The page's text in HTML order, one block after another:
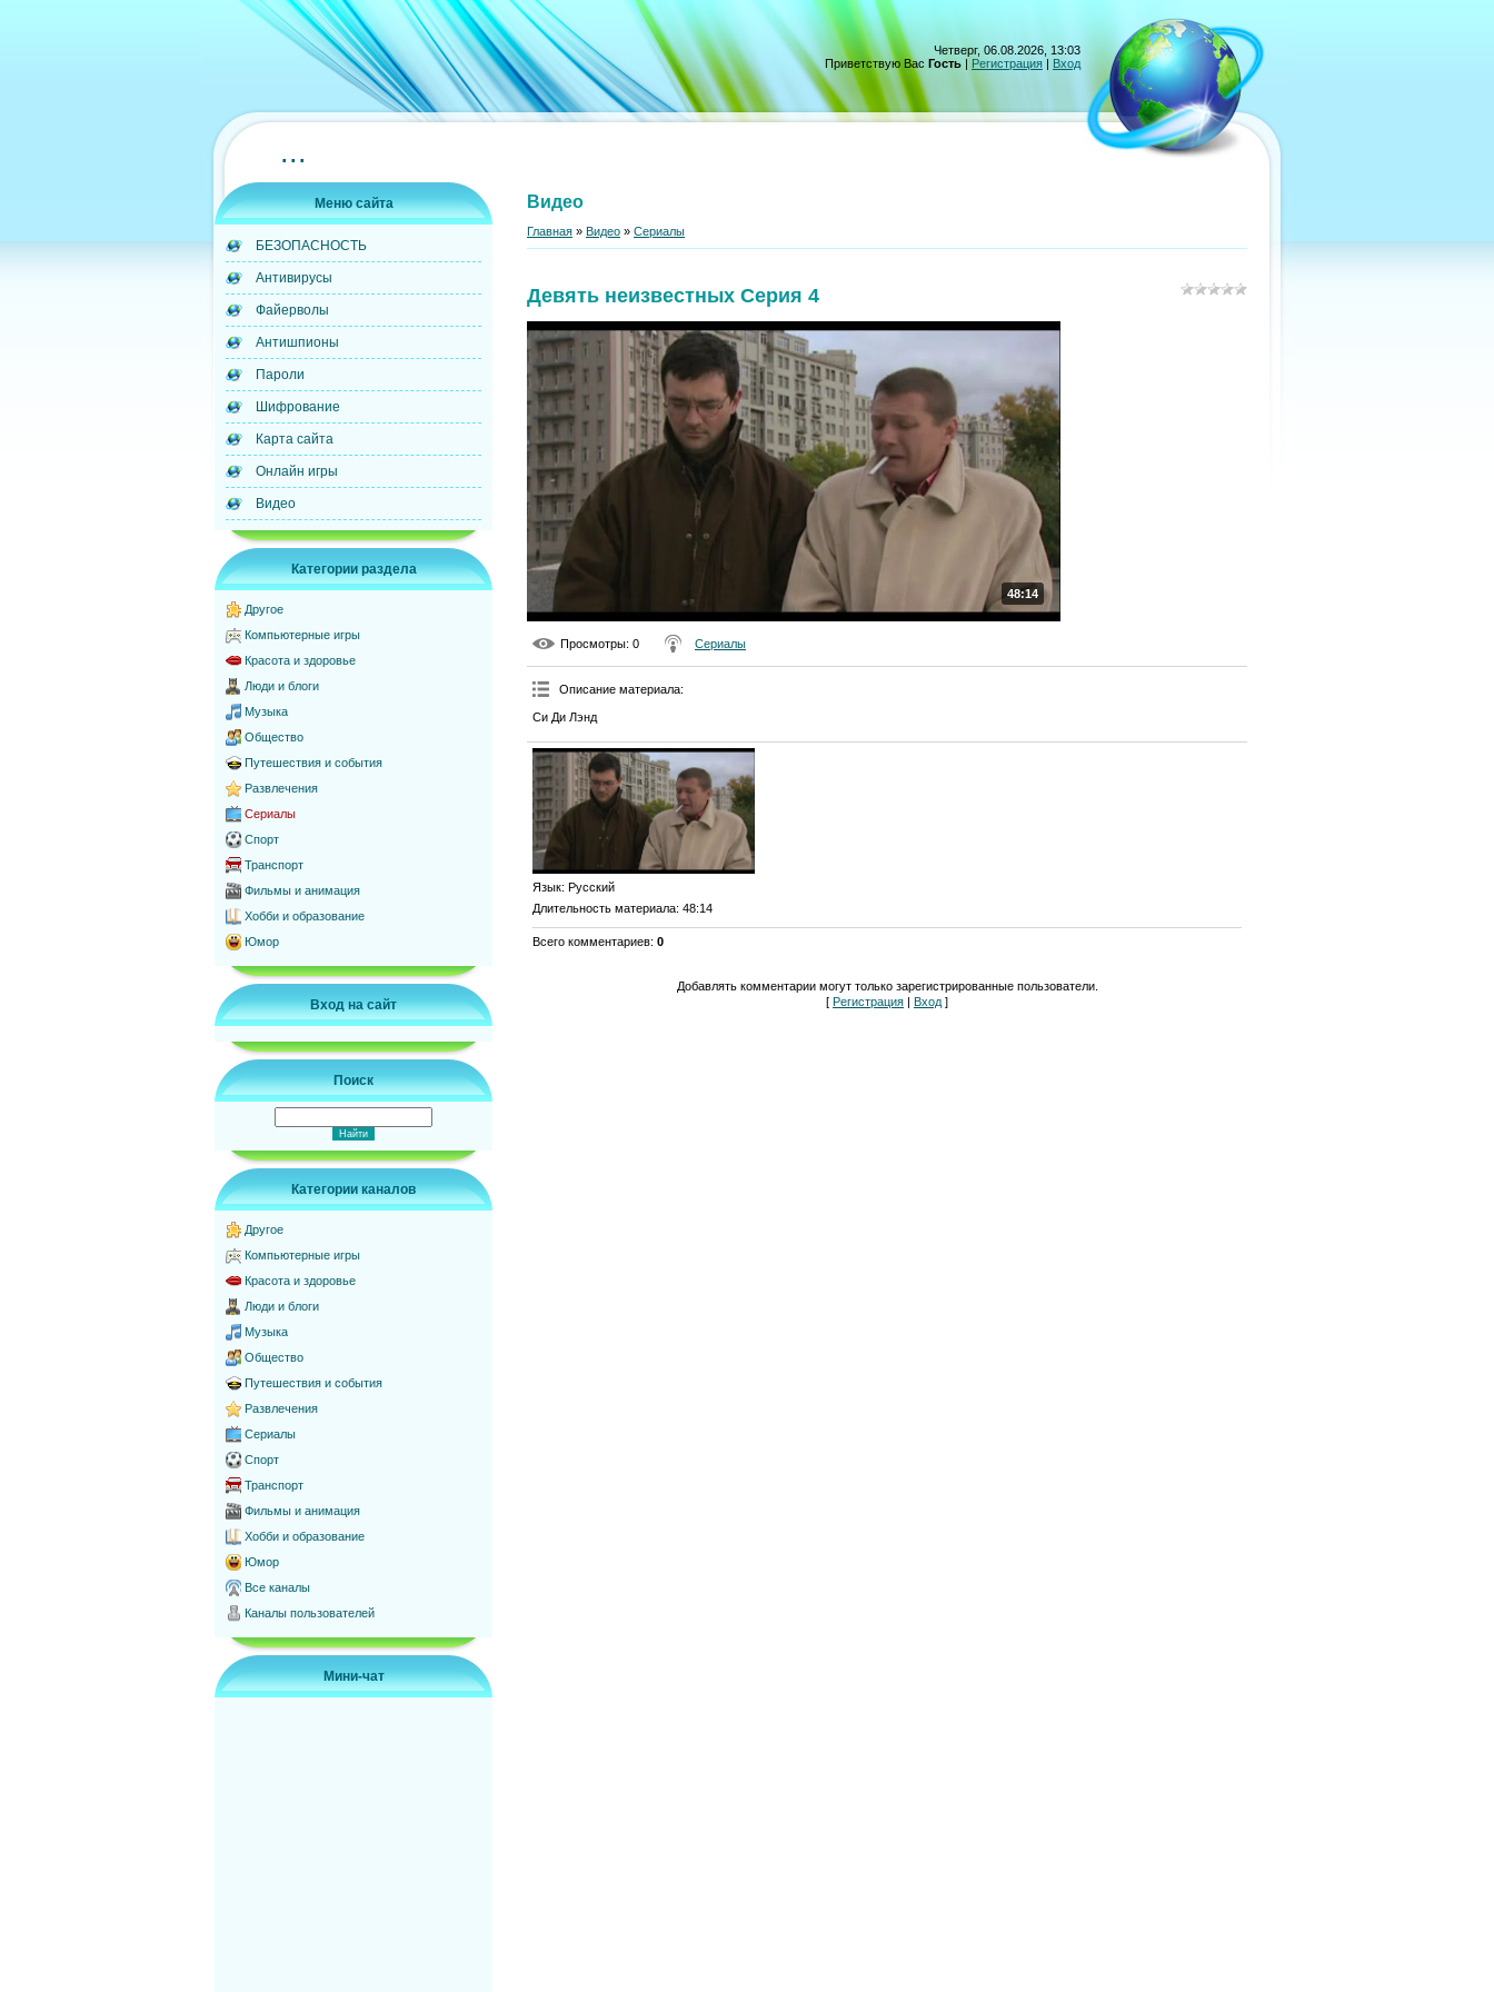
Четверг, 06.08.2026, 13:03
Приветствую Вас Гость | Регистрация | Вход
...
Меню сайта
БЕЗОПАСНОСТЬ
Антивирусы
Файерволы
Антишпионы
Пароли
Шифрование
Карта сайта
Онлайн игры
Видео
Категории раздела
Другое
Компьютерные игры
Красота и здоровье
Люди и блоги
Музыка
Общество
Путешествия и события
Развлечения
Сериалы
Спорт
Транспорт
Фильмы и анимация
Хобби и образование
Юмор
Вход на сайт
Поиск
Категории каналов
Другое
Компьютерные игры
Красота и здоровье
Люди и блоги
Музыка
Общество
Путешествия и события
Развлечения
Сериалы
Спорт
Транспорт
Фильмы и анимация
Хобби и образование
Юмор
Все каналы
Каналы пользователей
Мини-чат
Видео
Главная » Видео » Сериалы
Девять неизвестных Серия 4
48:14
Просмотры: 0 Сериалы
Описание материала:
Си Ди Лэнд
Язык: Русский
Длительность материала: 48:14
Всего комментариев: 0
Добавлять комментарии могут только зарегистрированные пользователи.
[ Регистрация | Вход ]